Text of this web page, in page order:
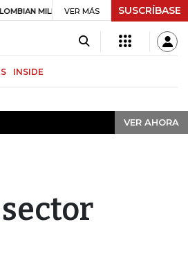
MILDS US$ 3,80 US$ 0,05 +1,40%
VER MÁS SUSCRÍBASE
INSIDE
VER AHORA
VER AHORA